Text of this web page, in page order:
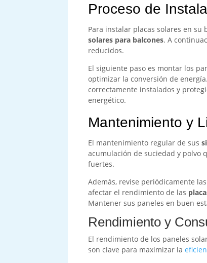
Proceso de
Para instalar placas solares en
solares para balcones. A
reducidos.
El siguiente paso es montar los
optimizar la conversión de
correctamente instalados y
energético.
Mantenimiento y
El mantenimiento regular de sus
acumulación de suciedad y polvo
fuertes.
Además, revise periódicamente
afectar el rendimiento de las
Mantener sus paneles en buen
Rendimiento y
El rendimiento de los paneles
son clave para maximizar la